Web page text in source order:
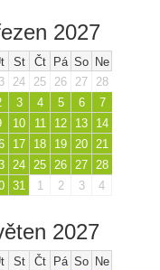
2027
St Čt Pá So Ne
24 25 26 27
28
3 4 5 6
7
10 11 12 13
14
17 18 19 20 21
24 25 26 27 28
31 1 2 3 4
2027
St Čt Pá So Ne